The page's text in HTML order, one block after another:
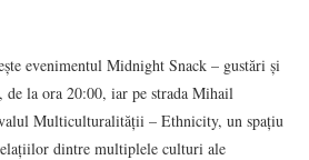
evenimentul Midnight Snack – gustări și
de la ora 20:00, iar pe strada Mihail
Multiculturalității – Ethnicity, un spațiu
dintre multiplele culturi ale